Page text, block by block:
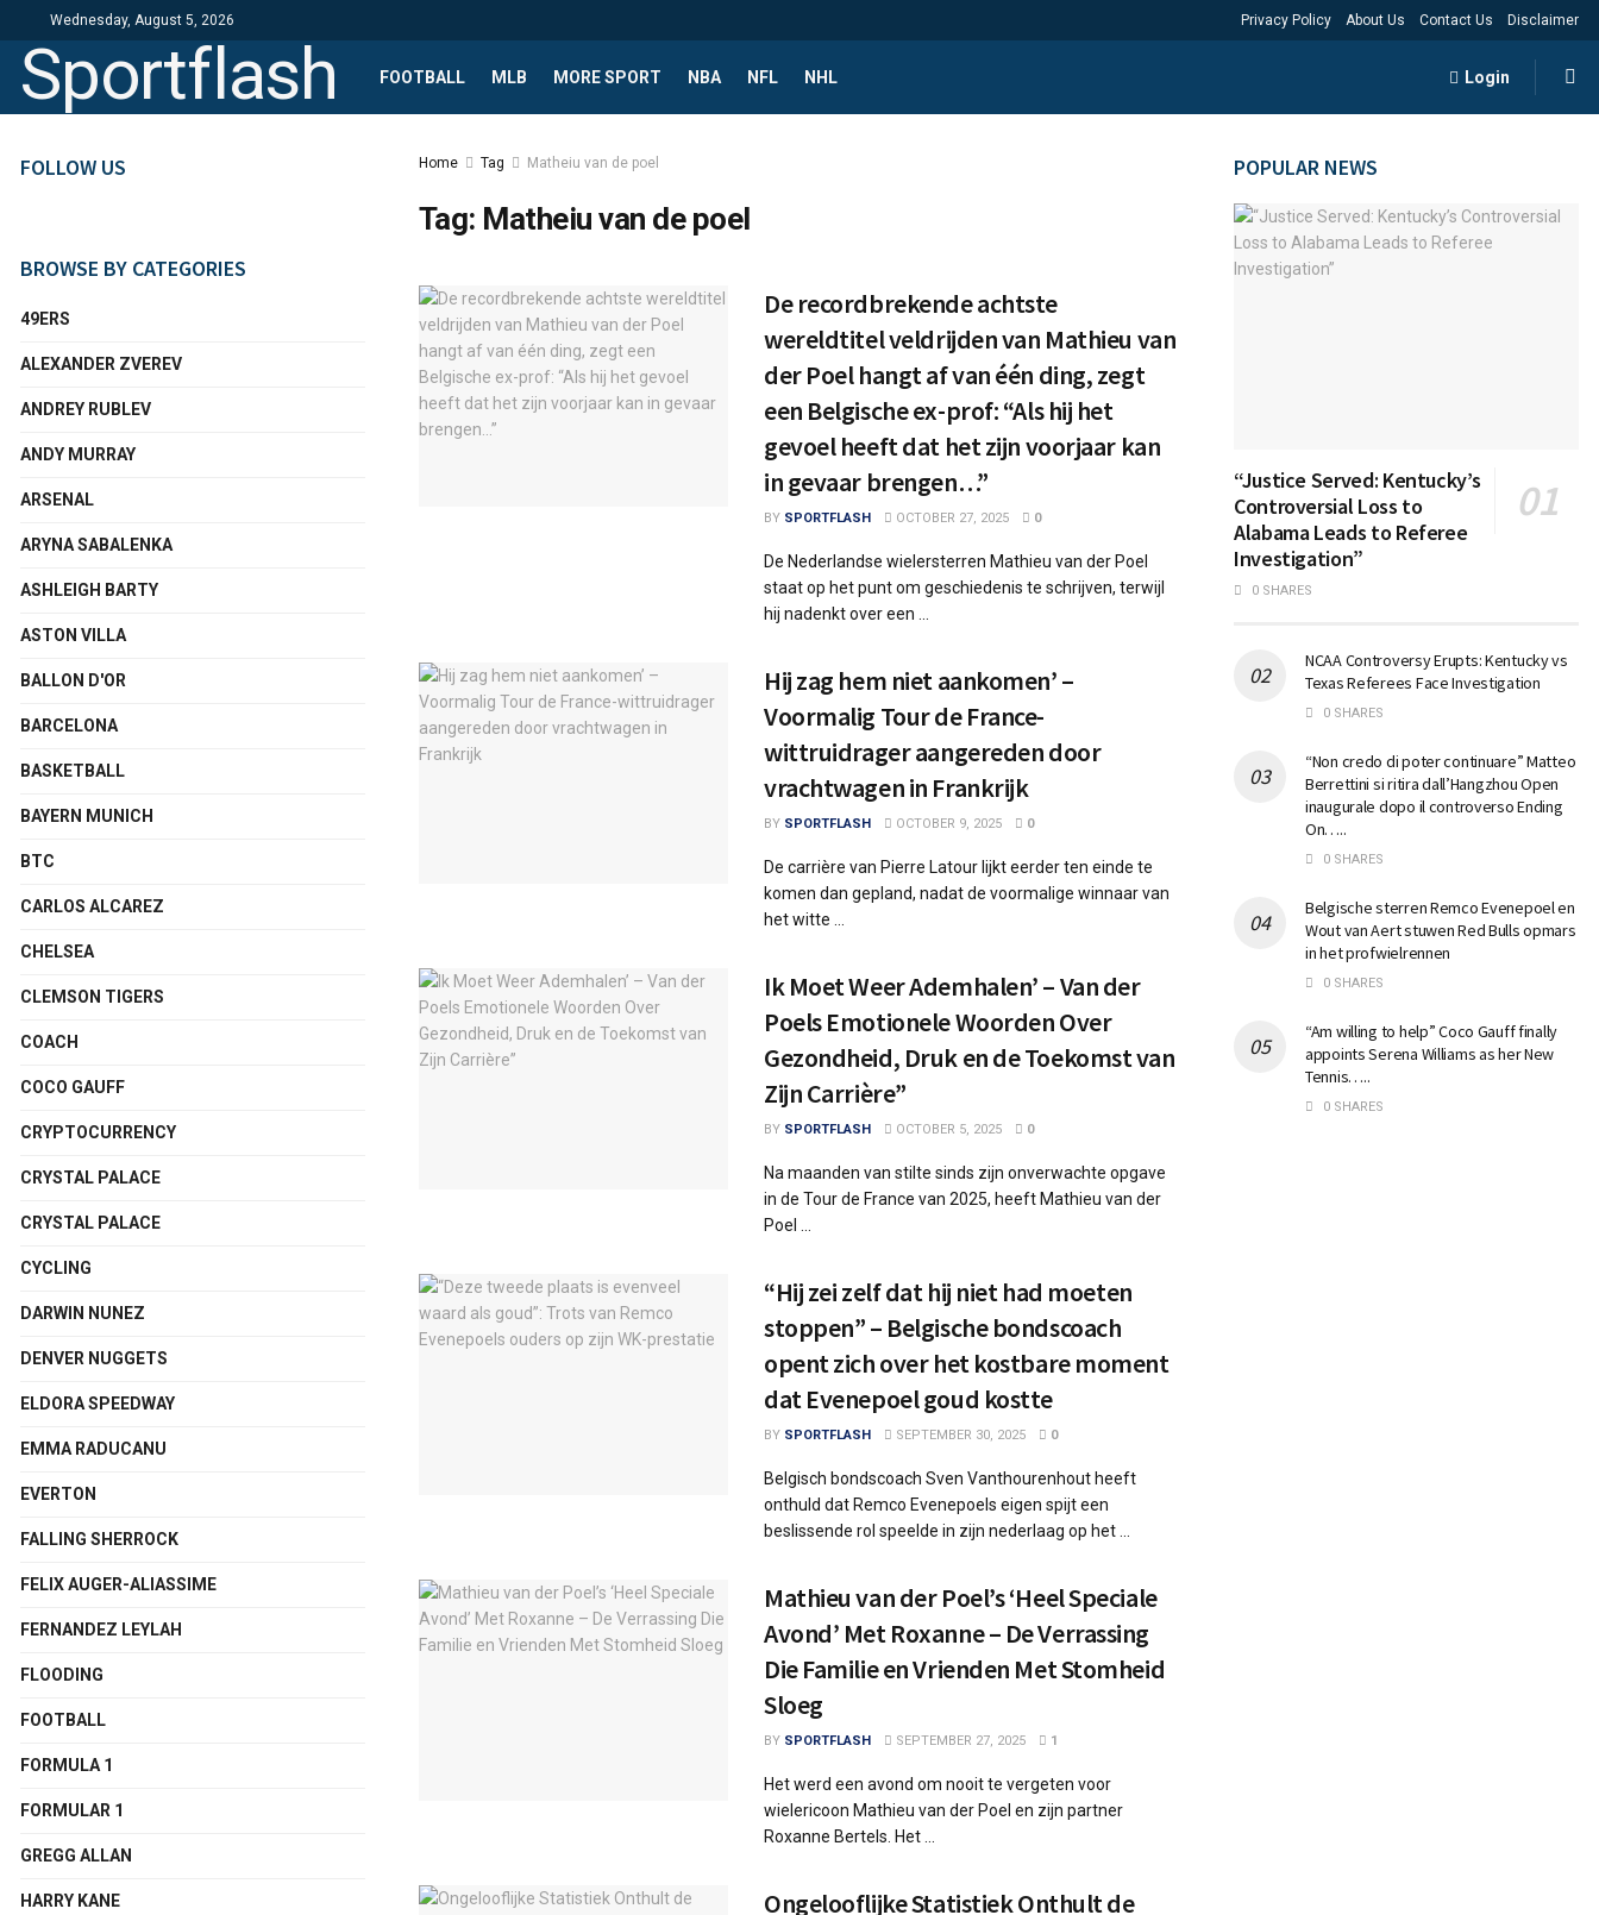
Wednesday, August 5, 2026 Privacy Policy About Us Contact Us Disclaimer
Sportflash FOOTBALL MLB MORE SPORT NBA NFL NHL Login
Home Tag Matheiu van de poel
Tag: Matheiu van de poel
De recordbrekende achtste
wereldtitel veldrijden van Mathieu van
der Poel hangt af van één ding, zegt
een Belgische ex-prof: “Als hij het
gevoel heeft dat het zijn voorjaar kan
in gevaar brengen…”
BY SPORTFLASH OCTOBER 27, 2025 0
De Nederlandse wielersterren Mathieu van der Poel
staat op het punt om geschiedenis te schrijven, terwijl
hij nadenkt over een ...
Hij zag hem niet aankomen’ –
Voormalig Tour de France-
wittruidrager aangereden door
vrachtwagen in Frankrijk
BY SPORTFLASH OCTOBER 9, 2025 0
De carrière van Pierre Latour lijkt eerder ten einde te
komen dan gepland, nadat de voormalige winnaar van
het witte ...
Ik Moet Weer Ademhalen’ – Van der
Poels Emotionele Woorden Over
Gezondheid, Druk en de Toekomst van
Zijn Carrière”
BY SPORTFLASH OCTOBER 5, 2025 0
Na maanden van stilte sinds zijn onverwachte opgave
in de Tour de France van 2025, heeft Mathieu van der
Poel ...
“Hij zei zelf dat hij niet had moeten
stoppen” – Belgische bondscoach
opent zich over het kostbare moment
dat Evenepoel goud kostte
BY SPORTFLASH SEPTEMBER 30, 2025 0
Belgisch bondscoach Sven Vanthourenhout heeft
onthuld dat Remco Evenepoels eigen spijt een
beslissende rol speelde in zijn nederlaag op het ...
Mathieu van der Poel’s ‘Heel Speciale
Avond’ Met Roxanne – De Verrassing
Die Familie en Vrienden Met Stomheid
Sloeg
BY SPORTFLASH SEPTEMBER 27, 2025 1
Het werd een avond om nooit te vergeten voor
wielericoon Mathieu van der Poel en zijn partner
Roxanne Bertels. Het ...
Ongelooflijke Statistiek Onthult de
FOLLOW US
BROWSE BY CATEGORIES
49ERS
ALEXANDER ZVEREV
ANDREY RUBLEV
ANDY MURRAY
ARSENAL
ARYNA SABALENKA
ASHLEIGH BARTY
ASTON VILLA
BALLON D'OR
BARCELONA
BASKETBALL
BAYERN MUNICH
BTC
CARLOS ALCAREZ
CHELSEA
CLEMSON TIGERS
COACH
COCO GAUFF
CRYPTOCURRENCY
CRYSTAL PALACE
CRYSTAL PALACE
CYCLING
DARWIN NUNEZ
DENVER NUGGETS
ELDORA SPEEDWAY
EMMA RADUCANU
EVERTON
FALLING SHERROCK
FELIX AUGER-ALIASSIME
FERNANDEZ LEYLAH
FLOODING
FOOTBALL
FORMULA 1
FORMULAR 1
GREGG ALLAN
HARRY KANE
POPULAR NEWS
“Justice Served: Kentucky’s
Controversial Loss to
Alabama Leads to Referee
Investigation”
0 SHARES
NCAA Controversy Erupts: Kentucky vs
Texas Referees Face Investigation
0 SHARES
“Non credo di poter continuare” Matteo
Berrettini si ritira dall’Hangzhou Open
inaugurale dopo il controverso Ending
On…..
0 SHARES
Belgische sterren Remco Evenepoel en
Wout van Aert stuwen Red Bulls opmars
in het profwielrennen
0 SHARES
“Am willing to help” Coco Gauff finally
appoints Serena Williams as her New
Tennis…..
0 SHARES